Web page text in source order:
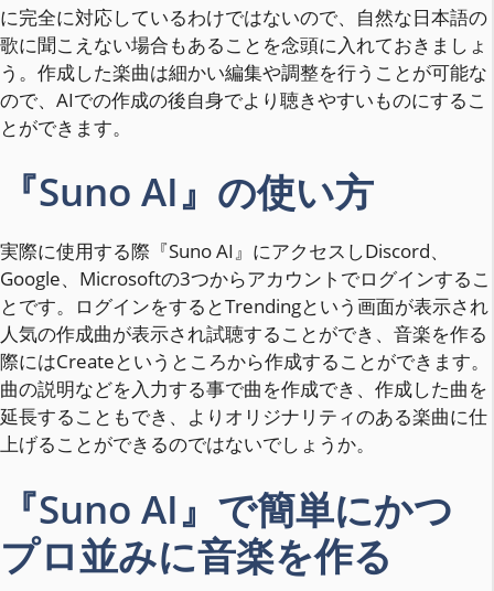
に完全に対応しているわけではないので、自然な日本語の
歌に聞こえない場合もあることを念頭に入れておきましょ
う。作成した楽曲は細かい編集や調整を行うことが可能な
ので、AIでの作成の後自身でより聴きやすいものにするこ
とができます。
『Suno AI』の使い方
実際に使用する際『Suno AI』にアクセスしDiscord、
Google、Microsoftの3つからアカウントでログインするこ
とです。ログインをするとTrendingという画面が表示され
人気の作成曲が表示され試聴することができ、音楽を作る
際にはCreateというところから作成することができます。
曲の説明などを入力する事で曲を作成でき、作成した曲を
延長することもでき、よりオリジナリティのある楽曲に仕
上げることができるのではないでしょうか。
『Suno AI』で簡単にかつ
プロ並みに音楽を作る